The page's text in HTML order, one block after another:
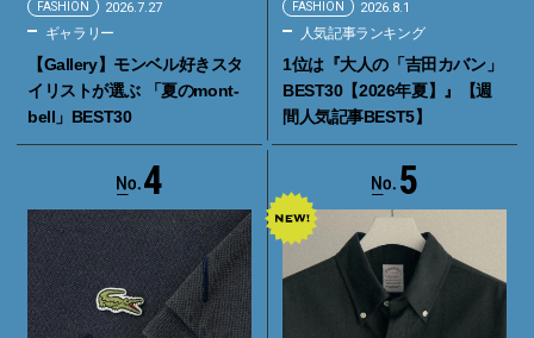
FASHION 2026.7.27
ギャラリー
【Gallery】モンベル好きスタ
イリストが選ぶ 「夏のmont-
bell」BEST30
FASHION 2026.8.1
人気記事ランキング
1位は『大人の「吉田カバン」
BEST30【2026年夏】』【週
間人気記事BEST5】
4 5